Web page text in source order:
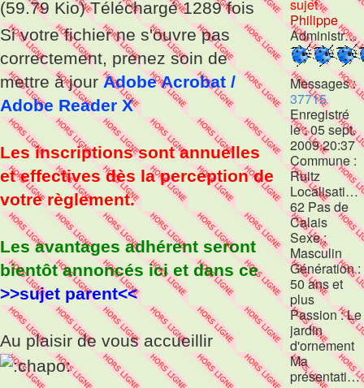
(59.79 Kio) Téléchargé 1289 fois
Si votre fichier ne s'ouvre pas
correctement, prenez soin de
mettre à jourAdobe Acrobat /
Adobe Reader X
Les inscriptions sont annuelles
et effectives dès la perception de
votre règlement.
Les avantages adhérent seront
bientôt annoncés ici et dans ce
>>sujet parent<<
Au plaisir de vous accueillir
sujet
Philippe
Administrateur
Messages :
37715
Enregistré
le :05 sept.
2009 20:37
Commune :
Ruitz
Localisation :
62 Pas de
Calais
Sexe :
Masculin
Génération :
50 ans et
plus
Passion :Le
jardin
d'ornement
Ma
présentation :